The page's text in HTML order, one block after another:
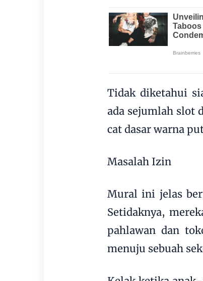
Tidak diketahui
ada sejumlah slot
cat dasar warna
Masalah Izin
Mural ini jelas
Setidaknya,
pahlawan dan
menuju sebuah